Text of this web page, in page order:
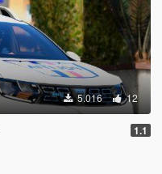
5.016 12
1.1